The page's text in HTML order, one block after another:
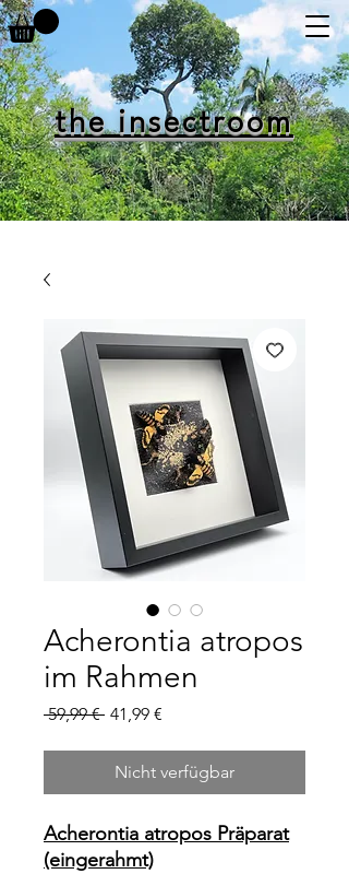
the insectroom
Acherontia atropos
im Rahmen
59,99 € Standardpreis
41,99 €
Nicht verfügbar
Acherontia atropos Präparat
(eingerahmt)